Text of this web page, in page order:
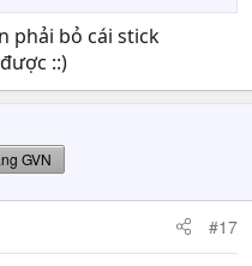
phải bỏ cái stick
::)
GVN
#17